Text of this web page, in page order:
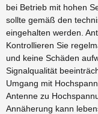
bei Betrieb mit hohen
sollte gemäß den
eingehalten werden.
Kontrollieren Sie
und keine Schäden
Signalqualität
Umgang mit
Antenne zu
Annäherung kann